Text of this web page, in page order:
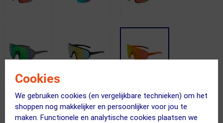
Cookies
We gebruiken cookies (en vergelijkbare technieken) om het
shoppen nog makkelijker en persoonlijker voor jou te
maken. Functionele en analytische cookies plaatsen we